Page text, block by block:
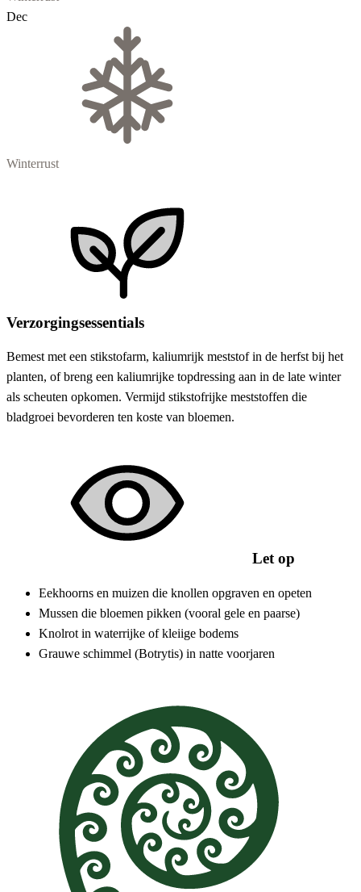
Dec
Winterrust
Verzorgingsessentials
Bemest met een stikstofarm, kaliumrijk meststof in de herfst bij het
planten, of breng een kaliumrijke topdressing aan in de late winter
als scheuten opkomen. Vermijd stikstofrijke meststoffen die
bladgroei bevorderen ten koste van bloemen.
Let op
Eekhoorns en muizen die knollen opgraven en opeten
Mussen die bloemen pikken (vooral gele en paarse)
Knolrot in waterrijke of kleiige bodems
Grauwe schimmel (Botrytis) in natte voorjaren